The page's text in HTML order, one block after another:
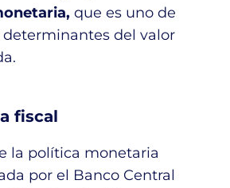
que es uno de
determinantes del valor
fiscal
la política monetaria
por el Banco Central